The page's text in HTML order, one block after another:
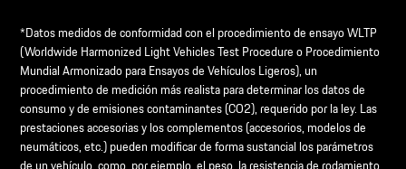
*Datos medidos de conformidad con el procedimiento de ensayo WLTP
(Worldwide Harmonized Light Vehicles Test Procedure o Procedimiento
Mundial Armonizado para Ensayos de Vehículos Ligeros), un
procedimiento de medición más realista para determinar los datos de
consumo y de emisiones contaminantes (CO2), requerido por la ley. Las
prestaciones accesorias y los complementos (accesorios, modelos de
neumáticos, etc.) pueden modificar de forma sustancial los parámetros